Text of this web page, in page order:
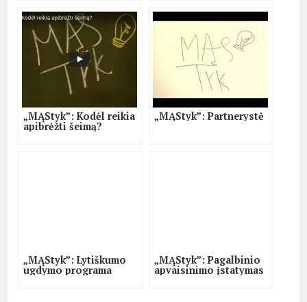
„MĄStyk”: Kodėl reikia
apibrėžti šeimą?
„MĄStyk”: Partnerystė
„MĄStyk”: Lytiškumo
ugdymo programa
„MĄStyk”: Pagalbinio
apvaisinimo įstatymas